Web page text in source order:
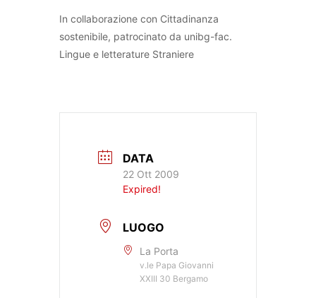
In collaborazione con Cittadinanza
sostenibile, patrocinato da unibg-fac.
Lingue e letterature Straniere
DATA
22 Ott 2009
Expired!
LUOGO
La Porta
v.le Papa Giovanni
XXIII 30 Bergamo